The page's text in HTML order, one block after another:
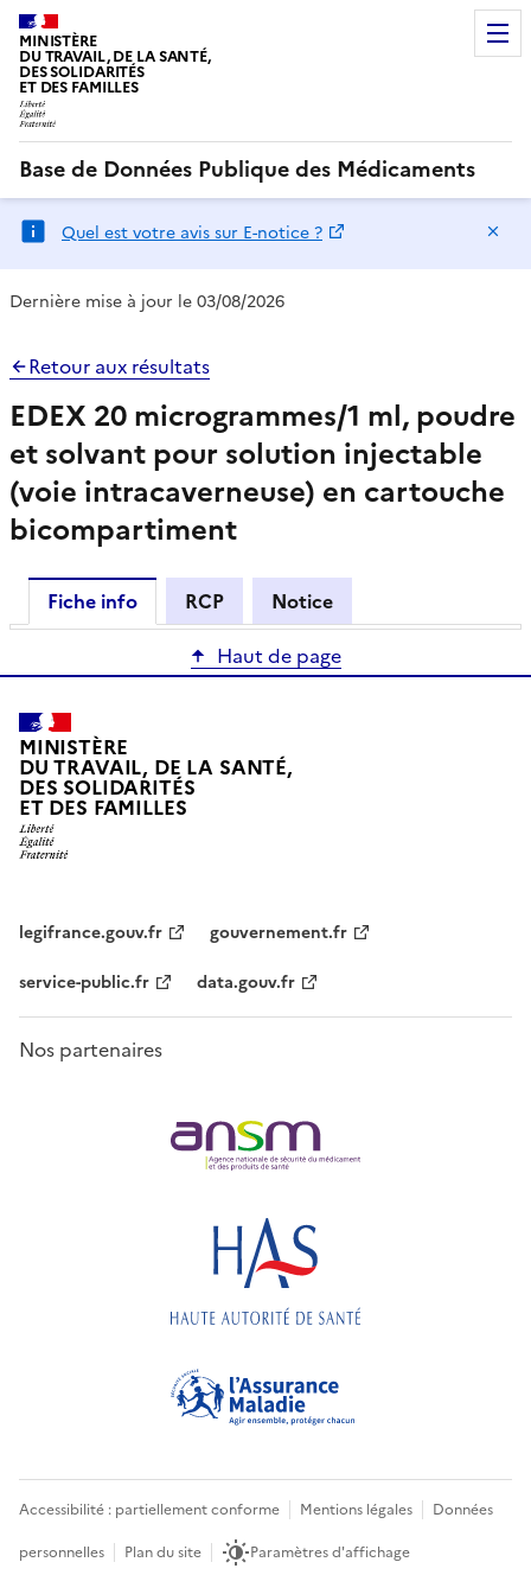
MINISTÈRE
DU TRAVAIL, DE LA SANTÉ,
DES SOLIDARITÉS
ET DES FAMILLES
Base de Données Publique des Médicaments
Quel est votre avis sur E-notice ?
Dernière mise à jour le 03/08/2026
Retour aux résultats
EDEX 20 microgrammes/1 ml, poudre
et solvant pour solution injectable
(voie intracaverneuse) en cartouche
bicompartiment
Fiche info RCP
Notice
Haut de page
MINISTÈRE
DU TRAVAIL, DE LA SANTÉ,
DES SOLIDARITÉS
ET DES FAMILLES
legifrance.gouv.fr
gouvernement.fr
service-public.fr
data.gouv.fr
Nos partenaires
Accessibilité : partiellement conforme Mentions légales
Données
personnelles
Plan du site Paramètres d'affichage